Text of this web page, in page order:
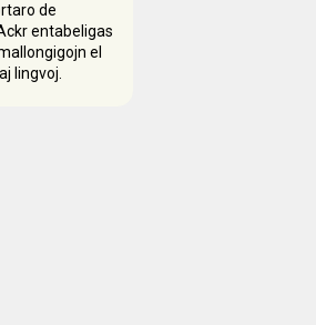
de
entabeligas
el
lingvoj.